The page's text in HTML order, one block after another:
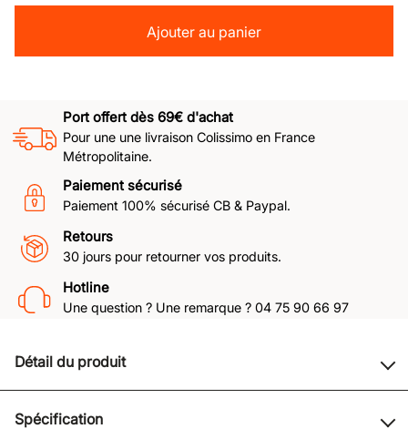
Ajouter au panier
Port offert dès 69€ d'achat
Pour une une livraison Colissimo en France
Métropolitaine.
Paiement sécurisé
Paiement 100% sécurisé CB & Paypal.
Retours
30 jours pour retourner vos produits.
Hotline
Une question ? Une remarque ? 04 75 90 66 97
Détail du produit
Spécification